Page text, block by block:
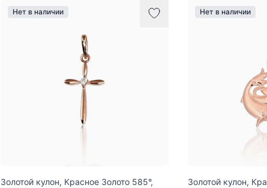
Нет в наличии
Золотой кулон, Красное Золото 585°,
Нет в наличии
Золотой кулон,